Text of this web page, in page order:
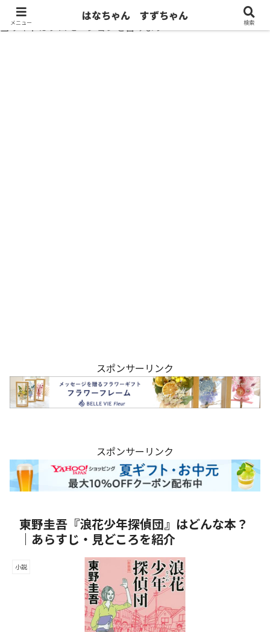
当サイトはプロモーションを含みます
スポンサーリンク
スポンサーリンク
東野圭吾『浪花少年探偵団』はどんな本？
｜あらすじ・見どころを紹介
小説
メニュー
はなちゃん すずちゃん
検索